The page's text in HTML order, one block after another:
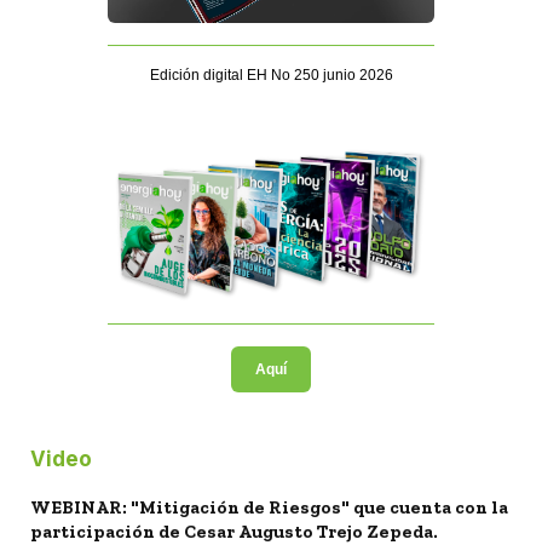
Edición digital EH No 250 junio 2026
Aquí
Video
WEBINAR: "Mitigación de Riesgos" que cuenta con la
participación de Cesar Augusto Trejo Zepeda.